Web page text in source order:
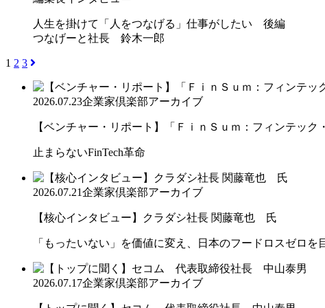
人生を掛けて「人をつなげる」仕事がしたい 後編
つなげーと社長 鈴木一郎
1 2 3
2026.07.23企業家倶楽部アーカイブ
【ベンチャー・リポート】「ＦｉｎＳｕｍ：フィンテック
止まらないFinTech革命
2026.07.21企業家倶楽部アーカイブ
【核心インタビュー】クラダシ社長 関藤竜也 氏
「もったいない」を価値に変え、日本のフードロスゼロを
2026.07.17企業家倶楽部アーカイブ